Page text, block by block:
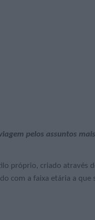
pelos assuntos
próprio, criado através
com a faixa etária a